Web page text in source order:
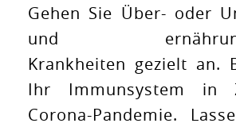
Gehen Sie Über- oder
und
Krankheiten gezielt an.
Ihr Immunsystem in
Corona-Pandemie.